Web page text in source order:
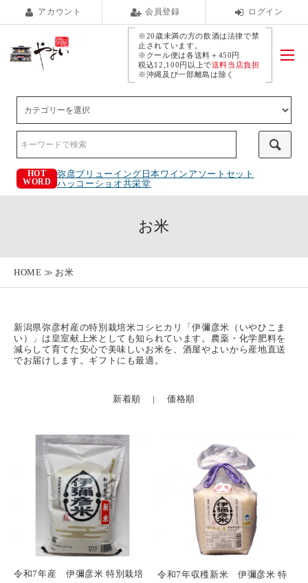
アカウント 会員登録 ログイン
※20歳未満の方の飲酒は法律で禁
止されています。
※クール便は各送料＋450円
税込12,100円以上で送料当店負担
※沖縄及び一部離島は除く
HOT
WORD
弥彦ブリューイング 日本ワインアソートセット
ハッコーショオ共栄堂
お米
HOME お米
新潟県弥彦村産の特別栽培米コシヒカリ「伊彌彦米（いやひこま
い）」は皇室献上米としても知られています。農薬・化学肥料を
減らして育てた安心で美味しいお米を、酒屋やよいから産地直送
でお届けします。ギフトにも最適。
新着順 |価格順
令和7年産 伊彌彦米 特別栽培
令和7年収穫新米 伊彌彦米 特